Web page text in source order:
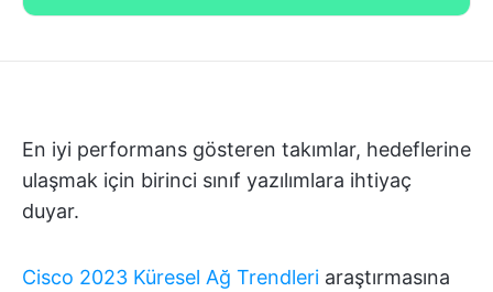
En iyi performans gösteren takımlar, hedeflerine
ulaşmak için birinci sınıf yazılımlara ihtiyaç
duyar.
Cisco 2023 Küresel Ağ Trendleri araştırmasına